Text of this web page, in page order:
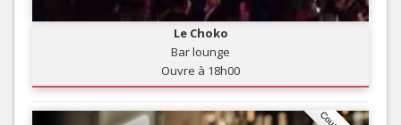
Le Choko
Bar lounge
Ouvre à 18h00